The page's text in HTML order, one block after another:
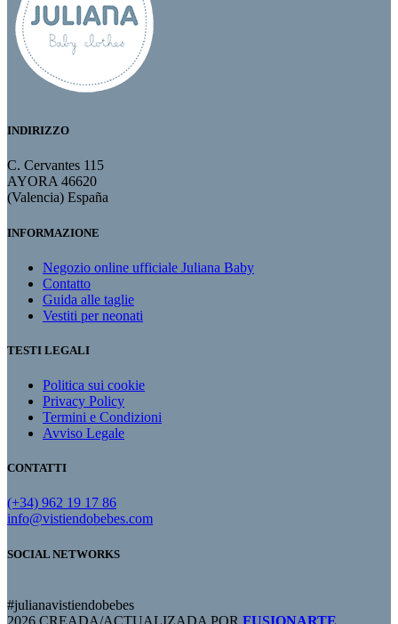
INDIRIZZO
C. Cervantes 115
AYORA 46620
(Valencia) España
INFORMAZIONE
Negozio online ufficiale Juliana Baby
Contatto
Guida alle taglie
Vestiti per neonati
TESTI LEGALI
Politica sui cookie
Privacy Policy
Termini e Condizioni
Avviso Legale
CONTATTI
(+34) 962 19 17 86
info@vistiendobebes.com
SOCIAL NETWORKS
#julianavistiendobebes
2026 CREADA/ACTUALIZADA POR FUSIONARTE